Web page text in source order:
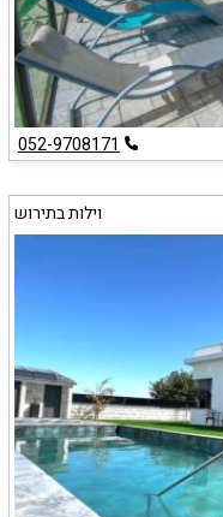
052-9708171
וילות בתירוש